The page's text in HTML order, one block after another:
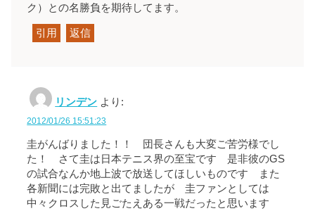
ク）との名勝負を期待してます。
引用 返信
リンデン より:
2012/01/26 15:51:23
圭がんばりました！！ 団長さんも大変ご苦労様でし
た！ さて圭は日本テニス界の至宝です 是非彼のGS
の試合なんか地上波で放送してほしいものです また
各新聞には完敗と出てましたが 圭ファンとしては
中々クロスした見ごたえある一戦だったと思います